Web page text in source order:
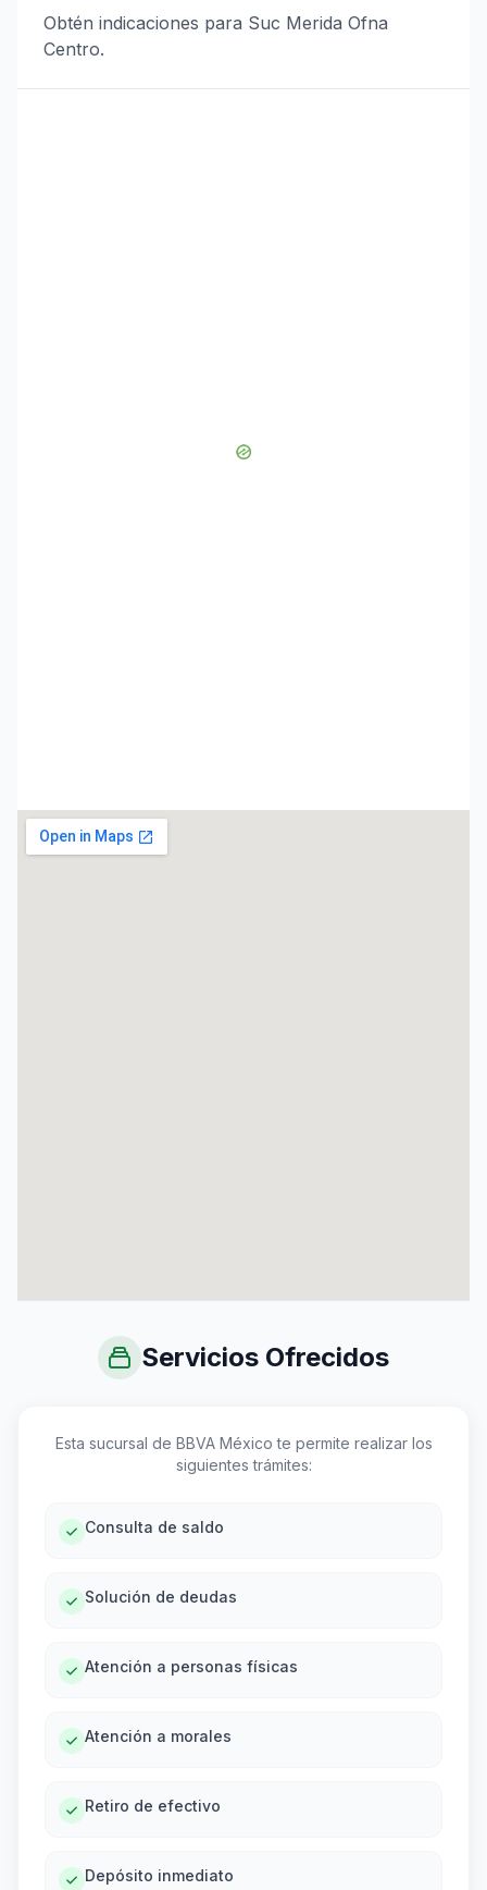
Obtén indicaciones para Suc Merida Ofna
Centro.
Servicios Ofrecidos
Esta sucursal de BBVA México te permite realizar los
siguientes trámites:
Consulta de saldo
Solución de deudas
Atención a personas físicas
Atención a morales
Retiro de efectivo
Depósito inmediato